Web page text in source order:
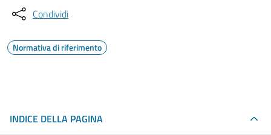
Condividi
Normativa di riferimento
INDICE DELLA PAGINA